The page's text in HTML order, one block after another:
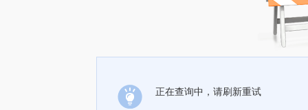
正在查询中，请刷新重试